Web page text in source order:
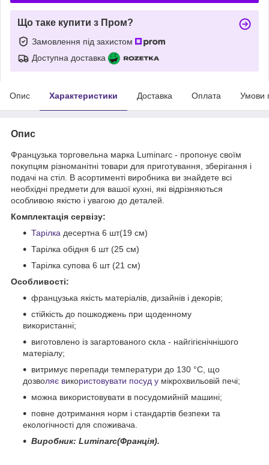
Що таке купити з Пром?
Замовлення під захистом
Доступна доставка
Опис Характеристики Доставка Оплата Умови
Опис
Французька торговельна марка Luminarc - пропонує своїм
покупцям різноманітні товари для приготування, зберігання і
подачі на стіл. В асортименті виробника ви знайдете всі
необхідні предмети для вашої кухні, які відрізняються
особливою якістю і увагою до деталей.
Комплектація сервізу:
Тарілка десертна 6 шт(19 см)
Тарілка обідня 6 шт (25 см)
Тарілка супова 6 шт (21 см)
Особливості:
французька якість матеріалів, дизайнів і декорів;
стійкість до пошкоджень при щоденному
використанні;
виготовлено із загартованого скла - найгігієнічнішого
матеріалу;
витримує перепади температури до 130 °С, що
дозволяє використовувати посуд у мікрохвильовій печі;
можна використовувати в посудомийній машині;
повне дотримання норм і стандартів безпеки та
екологічності для споживача.
Виробник: Luminarc(Франція).